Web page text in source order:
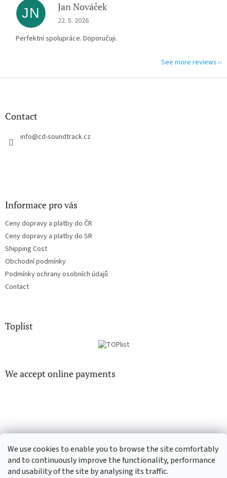
We use cookies to enable you to browse the site comfortably
and to continuously improve the functionality, performance
and usability of the site by analysing its traffic.
JN Jan Nováček
The store rating is 5 out of 5 stars.
22. 5. 2026
Perfektní spolupráce. Doporučuji.
See more reviews
F
Contact
info@cd-soundtrack.cz
Informace pro vás
Ceny dopravy a platby do ČR
Ceny dopravy a platby do SR
Shipping Cost
Obchodní podmínky
Podmínky ochrany osobních údajů
Contact
Toplist
We accept online payments